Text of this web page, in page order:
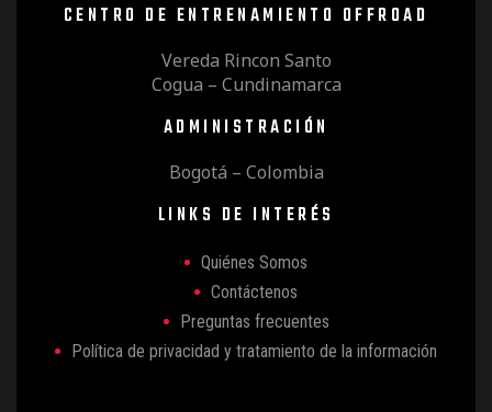
CENTRO DE ENTRENAMIENTO OFFROAD
Vereda Rincon Santo
Cogua – Cundinamarca
ADMINISTRACIÓN
Bogotá – Colombia
LINKS DE INTERÉS
Quiénes Somos
Contáctenos
Preguntas frecuentes
Política de privacidad y tratamiento de la información